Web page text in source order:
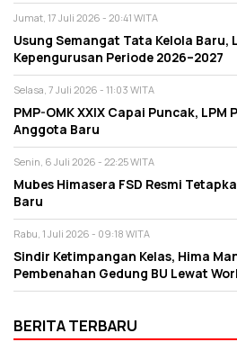
Jumat, 17 Juli 2026 - 20:41 WITA
Usung Semangat Tata Kelola Baru,
Kepengurusan Periode 2026–2027
Selasa, 7 Juli 2026 - 11:03 WITA
PMP-OMK XXIX Capai Puncak,
Anggota Baru
Senin, 6 Juli 2026 - 22:25 WITA
Mubes Himasera FSD Resmi
Baru
Rabu, 1 Juli 2026 - 09:18 WITA
Sindir Ketimpangan Kelas, Hima
Pembenahan Gedung BU Lewat
BERITA TERBARU